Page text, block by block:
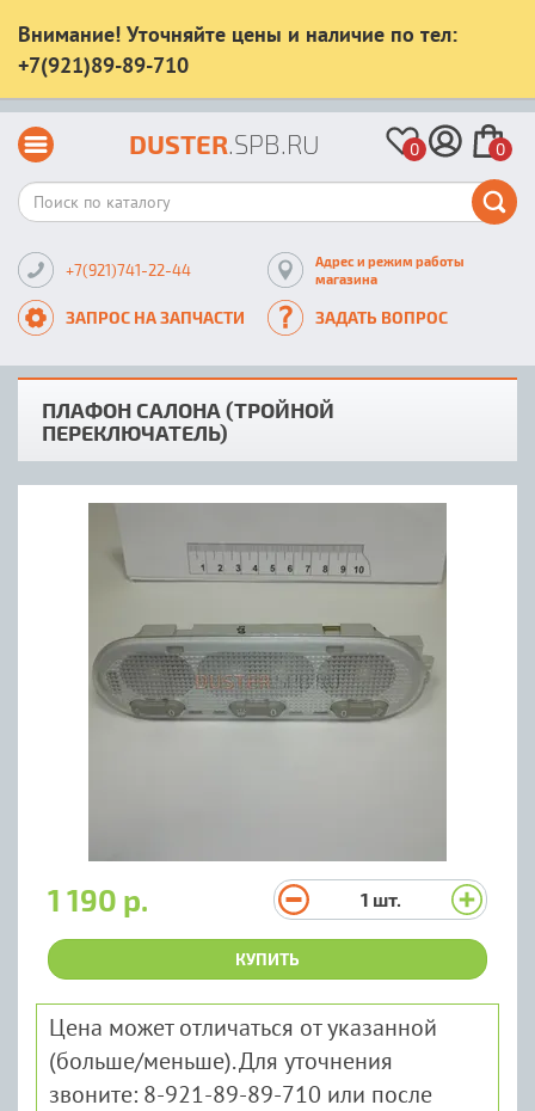
Внимание! Уточняйте цены и наличие по тел:
+7(921)89-89-710
DUSTER.SPB.RU 0 0
+7(921)741-22-44
Адрес и режим работы
магазина
ЗАПРОС НА ЗАПЧАСТИ ЗАДАТЬ ВОПРОС
ПЛАФОН САЛОНА (ТРОЙНОЙ
ПЕРЕКЛЮЧАТЕЛЬ)
1 190 р. 1 шт.
КУПИТЬ
Цена может отличаться от указанной
(больше/меньше). Для уточнения
звоните: 8-921-89-89-710 или после